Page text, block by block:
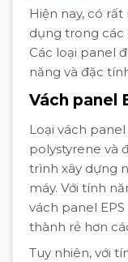
Hiện nay, có
dụng trong các
Các loại panel
năng và đặc
Vách panel
Loại vách
polystyrene và
trình xây dựng
máy. Với tính
vách panel
thành rẻ hơn
Tuy nhiên, với